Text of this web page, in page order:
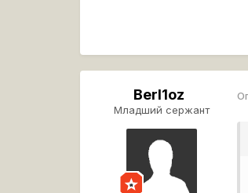
Berl1oz
Младший сержант